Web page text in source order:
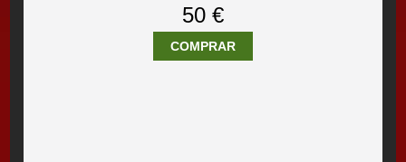
50 €
COMPRAR